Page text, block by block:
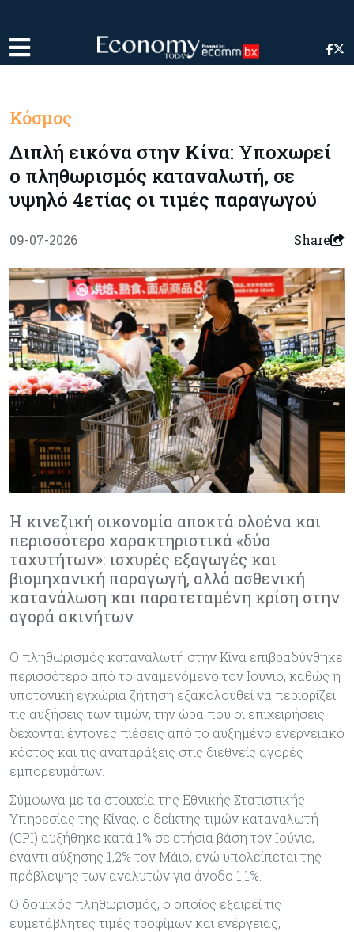
Κόσμος
Διπλή εικόνα στην Κίνα: Υποχωρεί
ο πληθωρισμός καταναλωτή, σε
υψηλό 4ετίας οι τιμές παραγωγού
09-07-2026 Share
Η κινεζική οικονομία αποκτά ολοένα και
περισσότερο χαρακτηριστικά «δύο
ταχυτήτων»: ισχυρές εξαγωγές και
βιομηχανική παραγωγή, αλλά ασθενική
κατανάλωση και παρατεταμένη κρίση στην
αγορά ακινήτων
Ο πληθωρισμός καταναλωτή στην Κίνα επιβραδύνθηκε
περισσότερο από το αναμενόμενο τον Ιούνιο, καθώς η
υποτονική εγχώρια ζήτηση εξακολουθεί να περιορίζει
τις αυξήσεις των τιμών, την ώρα που οι επιχειρήσεις
δέχονται έντονες πιέσεις από το αυξημένο ενεργειακό
κόστος και τις αναταράξεις στις διεθνείς αγορές
εμπορευμάτων.
Σύμφωνα με τα στοιχεία της Εθνικής Στατιστικής
Υπηρεσίας της Κίνας, ο δείκτης τιμών καταναλωτή
(CPI) αυξήθηκε κατά 1% σε ετήσια βάση τον Ιούνιο,
έναντι αύξησης 1,2% τον Μάιο, ενώ υπολείπεται της
πρόβλεψης των αναλυτών για άνοδο 1,1%.
Ο δομικός πληθωρισμός, ο οποίος εξαιρεί τις
ευμετάβλητες τιμές τροφίμων και ενέργειας,